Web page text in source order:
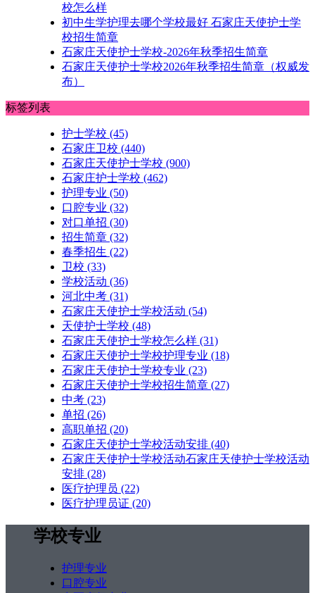
校怎么样
初中生学护理去哪个学校最好 石家庄天使护士学
校招生简章
石家庄天使护士学校-2026年秋季招生简章
石家庄天使护士学校2026年秋季招生简章（权威发
布）
标签列表
护士学校 (45)
石家庄卫校 (440)
石家庄天使护士学校 (900)
石家庄护士学校 (462)
护理专业 (50)
口腔专业 (32)
对口单招 (30)
招生简章 (32)
春季招生 (22)
卫校 (33)
学校活动 (36)
河北中考 (31)
石家庄天使护士学校活动 (54)
天使护士学校 (48)
石家庄天使护士学校怎么样 (31)
石家庄天使护士学校护理专业 (18)
石家庄天使护士学校专业 (23)
石家庄天使护士学校招生简章 (27)
中考 (23)
单招 (26)
高职单招 (20)
石家庄天使护士学校活动安排 (40)
石家庄天使护士学校活动石家庄天使护士学校活动
安排 (28)
医疗护理员 (22)
医疗护理员证 (20)
学校专业
护理专业
口腔专业